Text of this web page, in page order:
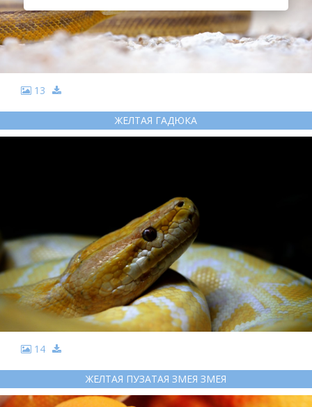
13
ЖЕЛТАЯ ГАДЮКА
14
ЖЕЛТАЯ ПУЗАТАЯ ЗМЕЯ ЗМЕЯ